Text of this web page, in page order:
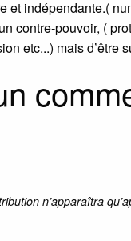
et indépendante.(
contre-pouvoir, (
etc...) mais d’être
n’apparaîtra